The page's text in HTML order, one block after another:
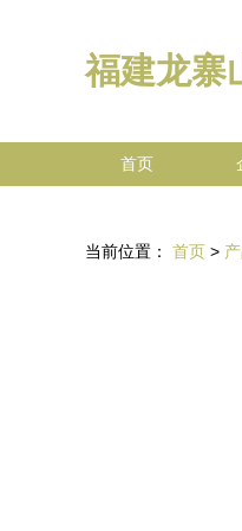
福建龙寨
首页
当前位置： 首页 >